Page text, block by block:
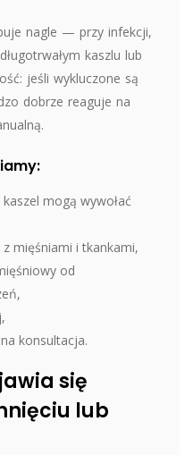
nagle — przy infekcji,
kaszlu lub
jeśli wykluczone są
dobrze reaguje na
mogą wywołać
mięśniami i tkankami,
od
konsultacja.
się
lub